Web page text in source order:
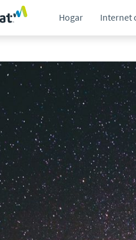
Hogar Internet